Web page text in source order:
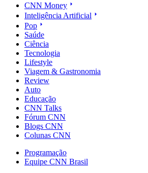
CNN Money
Inteligência Artificial
Pop
Saúde
Ciência
Tecnologia
Lifestyle
Viagem & Gastronomia
Review
Auto
Educação
CNN Talks
Fórum CNN
Blogs CNN
Colunas CNN
Programação
Equipe CNN Brasil